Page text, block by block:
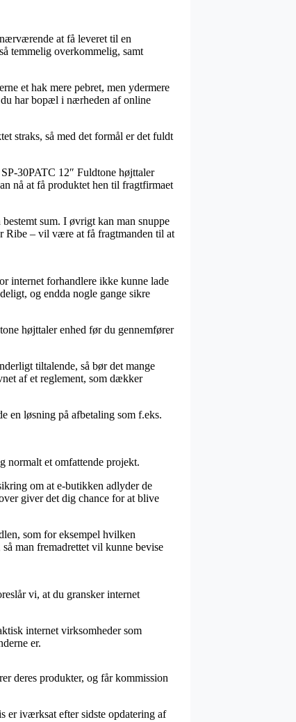
at få leveret til en
temmelig overkommelig, samt
et hak mere pebret, men ydermere
har bopæl i nærheden af online
straks, så med det formål er det fuldt
30PATC 12″ Fuldtone højttaler
nå at få produktet hen til fragtfirmaet
sum. I øvrigt kan man snuppe
Ribe – vil være at få fragtmanden til at
internet forhandlere ikke kunne lade
og endda nogle gange sikre
højttaler enhed før du gennemfører
tiltalende, så bør det mange
af et reglement, som dækker
en løsning på afbetaling som f.eks.
normalt et omfattende projekt.
om at e-butikken adlyder de
giver det dig chance for at blive
som for eksempel hvilken
man fremadrettet vil kunne bevise
vi, at du gransker internet
internet virksomheder som
er.
deres produkter, og får kommission
er iværksat efter sidste opdatering af